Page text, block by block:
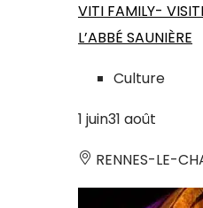
VITI FAMILY-
L’ABBÉ SAUNIÈRE
Culture
1 juin31 août
RENNES-LE-